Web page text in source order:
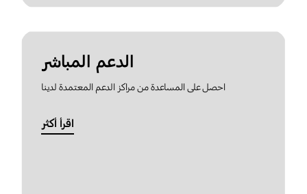
الدعم المباشر
احصل على المساعدة من مراكز الدعم المعتمدة لدينا
اقرأ أكثر